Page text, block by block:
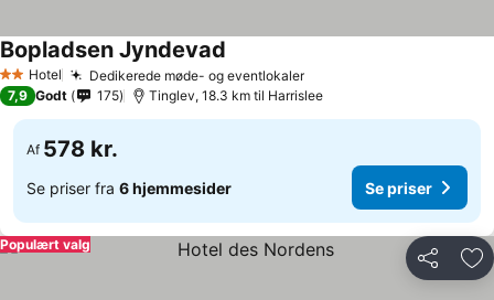
2 Stjerner
Hotel Dedikerede møde- og eventlokaler
Bopladsen Jyndevad
7,9 Godt 175 Tinglev, 18.3 km til Harrislee
Af 578 kr.
Se priser fra 6 hjemmesider Se priser
Del
Populært valg